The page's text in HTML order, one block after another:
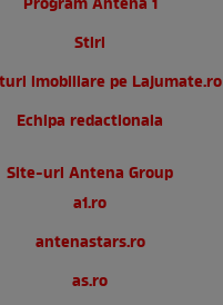
Stiri
imobiliare pe Lajumate.ro
Echipa redactionala
Site-uri Antena Group
a1.ro
antenastars.ro
as.ro